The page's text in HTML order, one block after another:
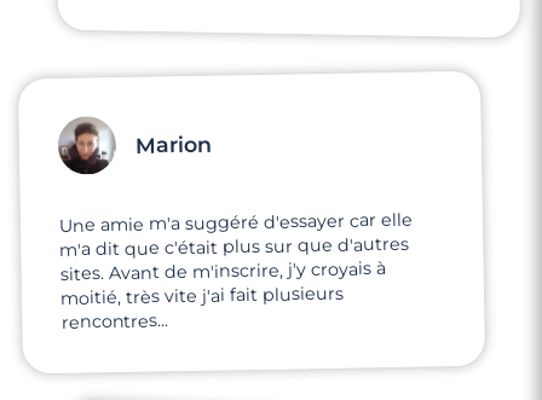
Marion
Une amie m'a suggéré d'essayer car elle
m'a dit que c'était plus sur que d'autres
sites. Avant de m'inscrire, j'y croyais à
moitié, très vite j'ai fait plusieurs
rencontres...